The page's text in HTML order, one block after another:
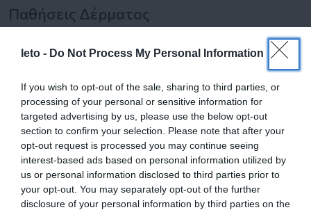
leto - Do Not Process My Personal Information
If you wish to opt-out of the sale, sharing to third parties, or
processing of your personal or sensitive information for
targeted advertising by us, please use the below opt-out
section to confirm your selection. Please note that after your
opt-out request is processed you may continue seeing
interest-based ads based on personal information utilized by
us or personal information disclosed to third parties prior to
your opt-out. You may separately opt-out of the further
disclosure of your personal information by third parties on the
Παθήσεις Δέρματος
(σμηγματογόνος κύστη, σπίλος, λίπωμα,
υπετροφική ουλή, θήλωμα)
ακανθοκυτταρικό καρκίνωμα, μελάνωμα)
Το Τμήμα Γενικής Χειρουργικής, λειτουργεί καθημερινά
όλο το 24ωρο και μπορεί να αντιμετωπίσει χειρουργικά
προβλήματα τόσο σε άνδρες, όσο και σε γυναίκες, ακόμα
και κατά την περίοδο της εγκυμοσύνης.